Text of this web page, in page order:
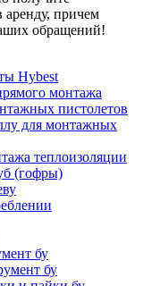
аренду, причем
обращений!
Hybest
монтажа
пистолетов
для монтажных
теплоизоляции
(гофры)
бу
бу